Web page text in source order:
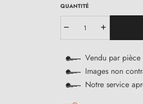
QUANTITÉ
Vendu par pièce
Images non
Notre service